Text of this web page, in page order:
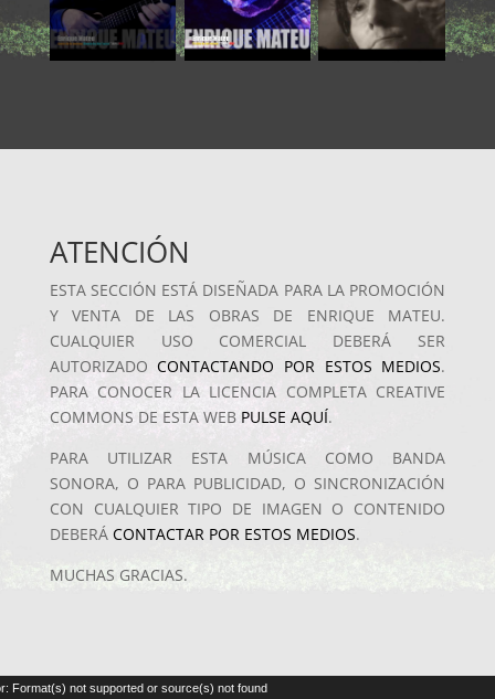
ATENCIÓN
ESTA SECCIÓN ESTÁ DISEÑADA PARA LA PROMOCIÓN
Y VENTA DE LAS OBRAS DE ENRIQUE MATEU.
CUALQUIER USO COMERCIAL DEBERÁ SER
AUTORIZADOCONTACTANDO POR ESTOS MEDIOS.
PARA CONOCER LA LICENCIA COMPLETA CREATIVE
COMMONS DE ESTA WEB PULSE AQUÍ.
PARA UTILIZAR ESTA MÚSICA COMO BANDA
SONORA, O PARA PUBLICIDAD, O SINCRONIZACIÓN
CON CUALQUIER TIPO DE IMAGEN O CONTENIDO
DEBERÁ CONTACTAR POR ESTOS MEDIOS.
MUCHAS GRACIAS.
Reproductor
Format(s) not supported or source(s) not found